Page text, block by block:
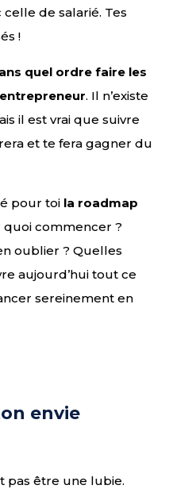
de salarié. Tes
!
quel ordre faire les
. Il n’existe
il est vrai que suivre
et te fera gagner du
pour toi la roadmap
quoi commencer ?
oublier ? Quelles
aujourd’hui tout ce
sereinement en
envie
pas être une lubie.